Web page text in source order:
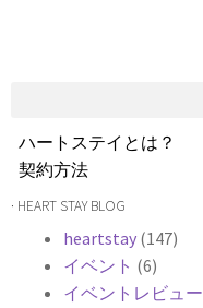
ハートステイとは？
契約方法
韓国不動産情報
よくある質問
Heartee
· HEART STAY BLOG
heartstay (147)
イベント (6)
イベントレビュー